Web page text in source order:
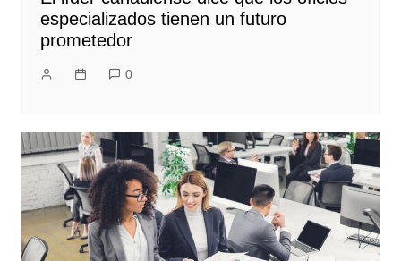
especializados tienen un futuro
prometedor
0